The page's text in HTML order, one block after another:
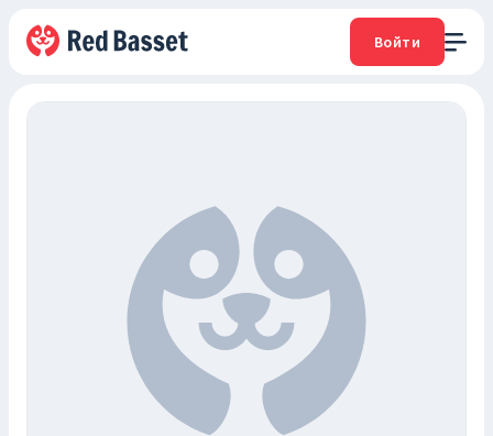
Войти